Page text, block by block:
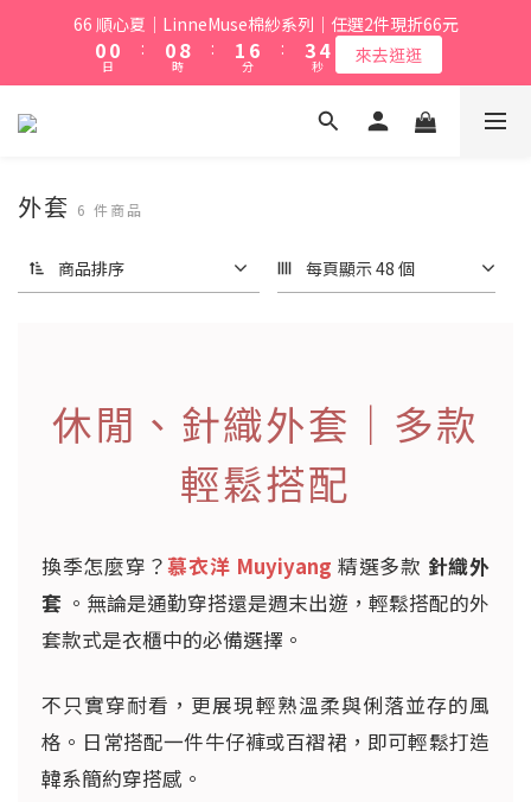
66 順心夏｜LinneMuse棉紗系列｜任選2件現折66元
1
0
1
0
日
:
1
0
9
8
7
時
:
2
1
0
7
6
5
分
:
4
3
2
5
4
3
1
秒 來去逛逛
外套 6 件商品
商品排序 每頁顯示 48 個
休閒、針織外套｜多款
輕鬆搭配
換季怎麼穿？慕衣洋 Muyiyang 精選多款 針織外
套 。無論是通勤穿搭還是週末出遊，輕鬆搭配的外
套款式是衣櫃中的必備選擇。
不只實穿耐看，更展現輕熟溫柔與俐落並存的風
格。日常搭配一件牛仔褲或百褶裙，即可輕鬆打造
韓系簡約穿搭感。